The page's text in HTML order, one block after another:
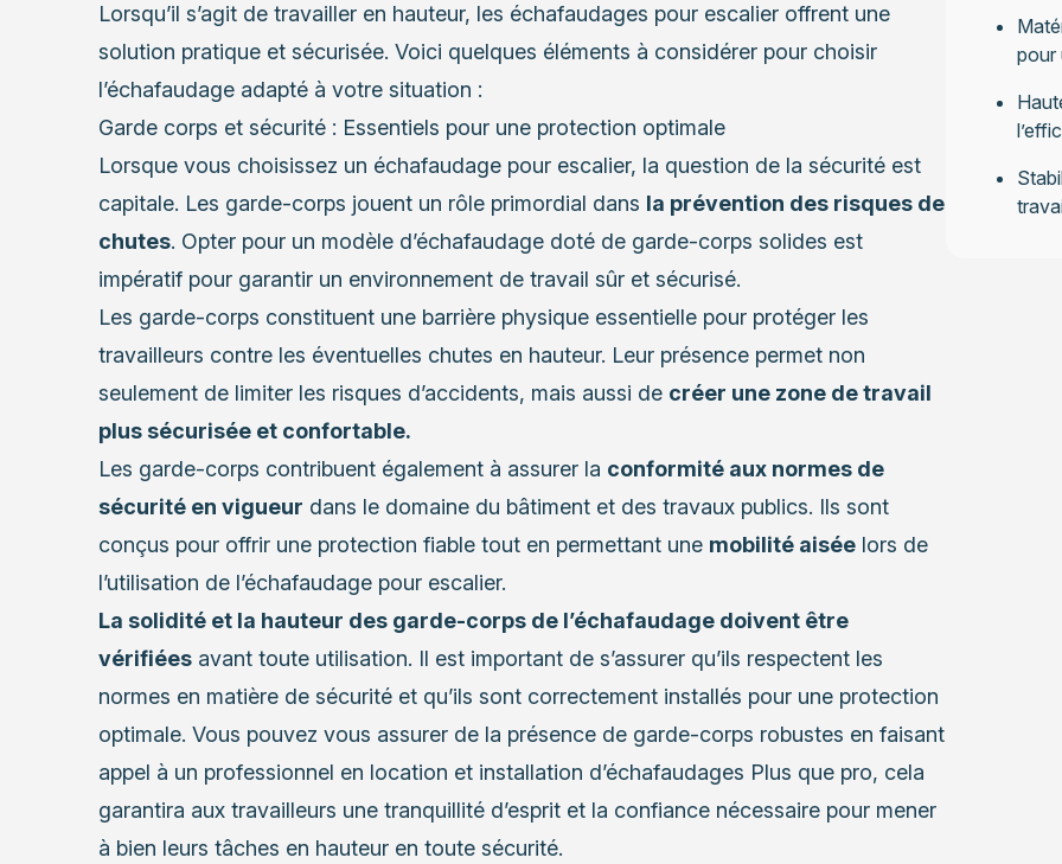
Lorsqu’il s’agit de travailler en hauteur, les échafaudages pour escalier offrent une
solution pratique et sécurisée. Voici quelques éléments à considérer pour choisir
l’échafaudage adapté à votre situation :
Garde corps et sécurité : Essentiels pour une protection optimale
Lorsque vous choisissez un échafaudage pour escalier, la question de la sécurité est
capitale. Les garde-corps jouent un rôle primordial dans la prévention des risques de
chutes. Opter pour un modèle d’échafaudage doté de garde-corps solides est
impératif pour garantir un environnement de travail sûr et sécurisé.
Les garde-corps constituent une barrière physique essentielle pour protéger les
travailleurs contre les éventuelles chutes en hauteur. Leur présence permet non
seulement de limiter les risques d’accidents, mais aussi de créer une zone de travail
plus sécurisée et confortable.
Les garde-corps contribuent également à assurer la conformité aux normes de
sécurité en vigueur dans le domaine du bâtiment et des travaux publics. Ils sont
conçus pour offrir une protection fiable tout en permettant une mobilité aiséelors de
l’utilisation de l’échafaudage pour escalier.
La solidité et la hauteur des garde-corps de l’échafaudage doivent être
vérifiéesavant toute utilisation. Il est important de s’assurer qu’ils respectent les
normes en matière de sécurité et qu’ils sont correctement installés pour une protection
optimale. Vous pouvez vous assurer de la présence de garde-corps robustes en faisant
appel à un professionnel en location et installation d’échafaudages Plus que pro, cela
garantira aux travailleurs une tranquillité d’esprit et la confiance nécessaire pour mener
à bien leurs tâches en hauteur en toute sécurité.
pour